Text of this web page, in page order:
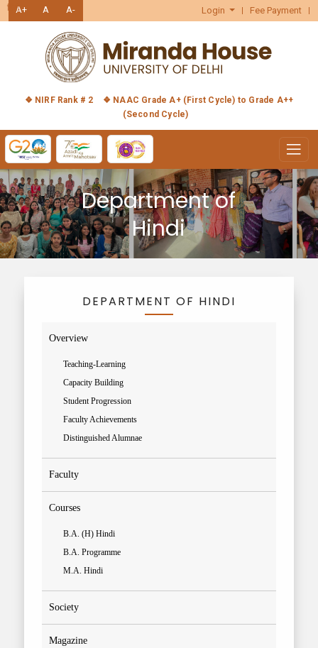
A+ A A- Login Fee Payment
हिंदी
❖ NIRF Rank # 2
❖ NAAC Grade A+ (First Cycle) to Grade A++
(Second Cycle)
Department of
Hindi
DEPARTMENT OF HINDI
Overview
Teaching-Learning
Capacity Building
Student Progression
Faculty Achievements
Distinguished Alumnae
Faculty
Courses
B.A. (H) Hindi
B.A. Programme
M.A. Hindi
Society
Magazine